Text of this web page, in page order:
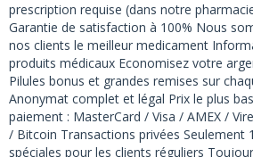
prescription requise (dans notre
Garantie de satisfaction à 100% Nous
nos clients le meilleur medicament
produits médicaux Economisez votre
Pilules bonus et grandes remises sur
Anonymat complet et légal Prix le plus
paiement : MasterCard / Visa / AMEX /
/ Bitcoin Transactions privées Seulement
spéciales pour les clients réguliers